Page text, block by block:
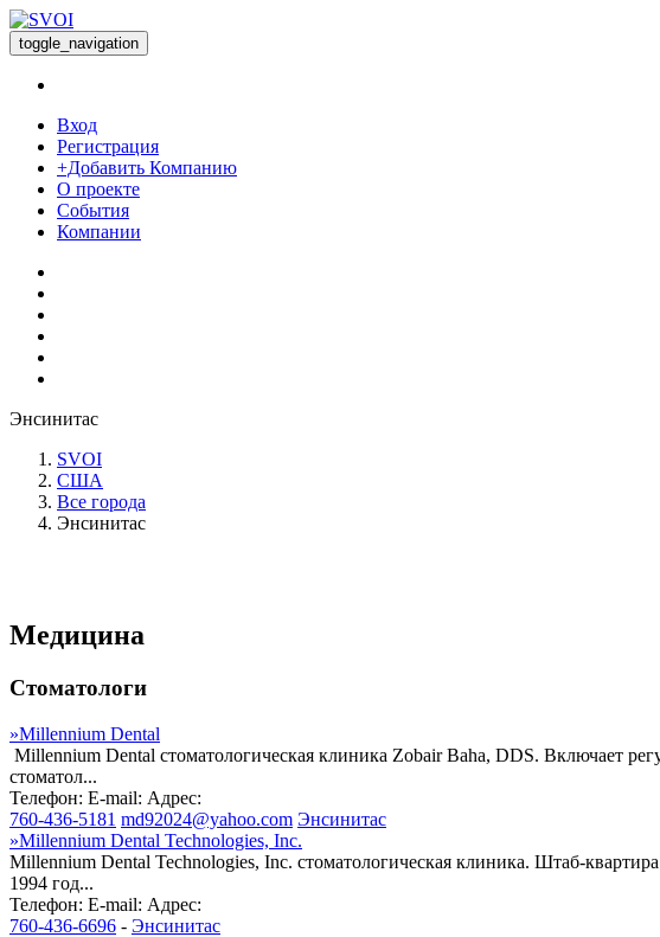
toggle_navigation
Вход
Регистрация
+Добавить Компанию
О проекте
События
Компании
Энсинитас
SVOI
США
Все города
Энсинитас
Медицина
Стоматологи
»Millennium Dental
Millennium Dental стоматологическая клиника Zobair Baha, DDS. Включает
стоматол...
Телефон: E-mail: Адрес:
760-436-5181 md92024@yahoo.com Энсинитас
»Millennium Dental Technologies, Inc.
Millennium Dental Technologies, Inc. стоматологическая клиника. Штаб-
1994 год...
Телефон: E-mail: Адрес:
760-436-6696 - Энсинитас